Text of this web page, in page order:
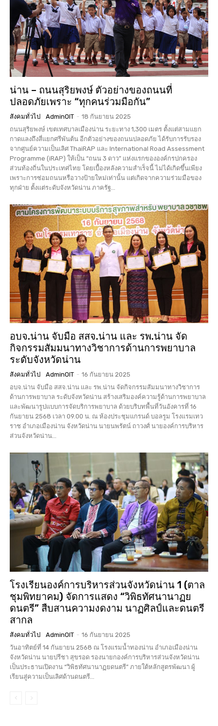
น่าน – ถนนสุริยพงษ์ ตัวอย่างของถนนที่
ปลอดภัยเพราะ “ทุกคนร่วมมือกัน”
สังคมทั่วไป AdminOIT - 18 กันยายน 2025
ถนนสุริยพงษ์ เขตเทศบาลเมืองน่าน ระยะทาง 1,300 เมตร ตั้งแต่สามแยก
กาดแลงถึงสี่แยกศรีพันต้น อีกตัวอย่างของถนนปลอดภัย ได้รับการรับรอง
จากศูนย์ความเป็นเลิศ ThaiRAP และ International Road Assessment
Programme (iRAP) ให้เป็น “ถนน 3 ดาว” แห่งแรกขององค์กรปกครอง
ส่วนท้องถิ่นในประเทศไทย โดยเบื้องหลังความสำเร็จนี้ ไม่ได้เกิดขึ้นเพียง
เพราะการซ่อมถนนหรือวางป้ายใหม่เท่านั้น แต่เกิดจากความร่วมมือของ
ทุกฝ่าย ตั้งแต่ระดับจังหวัดน่าน ภาครัฐ...
อบจ.น่าน จับมือ สสจ.น่าน และ รพ.น่าน จัด
กิจกรรมสัมมนาทางวิชาการด้านการพยาบาล
ระดับจังหวัดน่าน
สังคมทั่วไป AdminOIT - 16 กันยายน 2025
อบจ.น่าน จับมือ สสจ.น่าน และ รพ.น่าน จัดกิจกรรมสัมมนาทางวิชาการ
ด้านการพยาบาล ระดับจังหวัดน่าน สร้างเสริมองค์ความรู้ด้านการพยาบาล
และพัฒนารูปแบบการจัดบริการพยาบาล ด้วยบริบทพื้นที่วันอังคารที่ 16
กันยายน 2568 เวลา 09.00 น. ณ ห้องประชุมแกรนด์ บอลรูม โรงแรมเทว
ราช อำเภอเมืองน่าน จังหวัดน่าน นายนพรัตน์ ถาวงศ์ นายองค์การบริหาร
ส่วนจังหวัดน่าน...
โรงเรียนองค์การบริหารส่วนจังหวัดน่าน 1 (ตาล
ชุมพิทยาคม) จัดการแสดง “วิพิธทัศนานาฏย
ดนตรี” สืบสานความงดงาม นาฏศิลป์และดนตรี
สากล
สังคมทั่วไป AdminOIT - 16 กันยายน 2025
วันอาทิตย์ที่ 14 กันยายน 2568 ณ โรงแรมน้ำทองน่าน อำเภอเมืองน่าน
จังหวัดน่าน นายปรีชา สุขรอด รองนายกองค์การบริหารส่วนจังหวัดน่าน
เป็นประธานเปิดงาน “วิพิธทัศนานาฏยดนตรี” ภายใต้หลักสูตรพัฒนา ผู้
เรียนสู่ความเป็นเลิศด้านดนตรี...